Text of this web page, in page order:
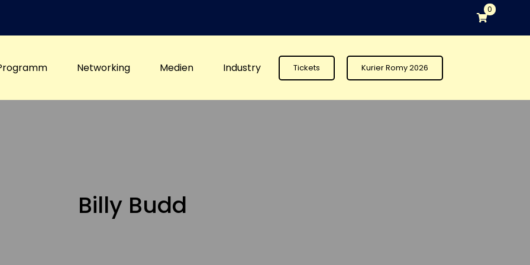
0
Networking Medien Industry Tickets Kurier Romy 2026
Billy Budd